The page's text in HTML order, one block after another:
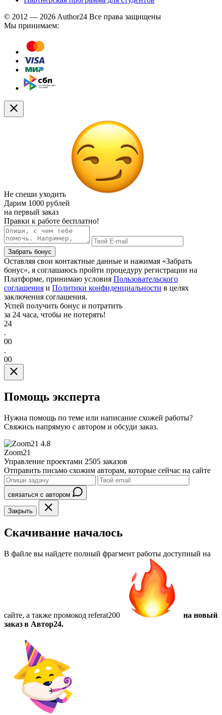
© 2012 — 2026 Author24 Все права защищены
Мы принимаем:
Не спеши уходить
Дарим 1000 рублей
на первый заказ
Правки к работе бесплатно!
Забрать бонус
Оставляя свои контактные данные и нажимая «Забрать
бонус», я соглашаюсь пройти процедуру регистрации на
Платформе, принимаю условия Пользовательского
соглашения и Политики конфиденциальности в целях
заключения соглашения.
Успей получить бонус и потратить
за 24 часа, чтобы не потерять!
24
.
00
.
00
Помощь эксперта
Нужна помощь по теме или написание схожей работы?
Свяжись напрямую с автором и обсуди заказ.
4.8
Zoom21
Управление проектами 2505 заказов
Отправить письмо схожим авторам, которые сейчас на сайте
связаться с автором
Закрыть
Скачивание началось
В файле вы найдете полный фрагмент работы доступный на
сайте, а также промокод referat200
на новый
заказ в Автор24.